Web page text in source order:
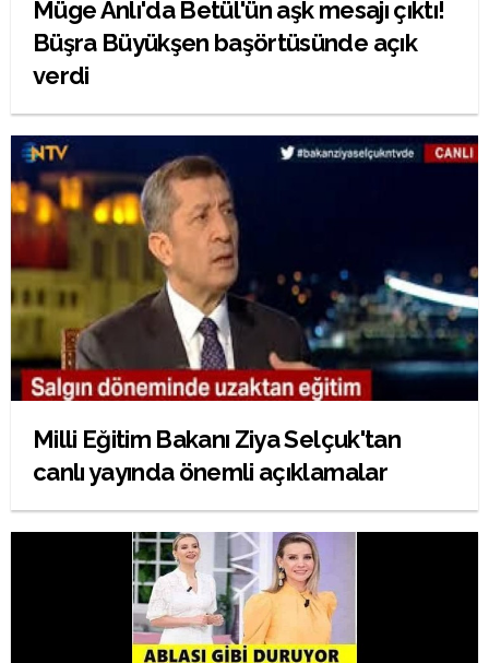
Müge Anlı'da Betül'ün aşk mesajı çıktı!
Büşra Büyükşen başörtüsünde açık
verdi
Milli Eğitim Bakanı Ziya Selçuk'tan
canlı yayında önemli açıklamalar